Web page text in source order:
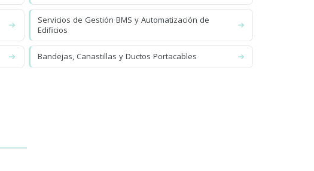
Servicios de Gestión BMS y Automatización de
Edificios
Bandejas, Canastillas y Ductos Portacables